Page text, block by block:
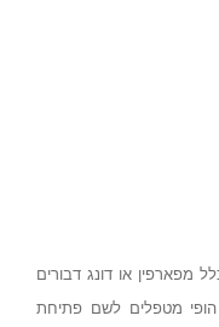
מפארפין או דונג דבורים
מטפלים לשם פתיחת